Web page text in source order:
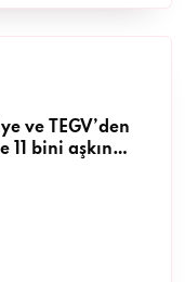
ve TEGV’den
11 bini aşkın
desteği